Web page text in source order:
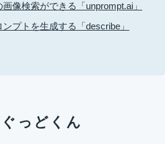
像検索ができる「unprompt.ai」
プトを生成する「describe」
っどくん